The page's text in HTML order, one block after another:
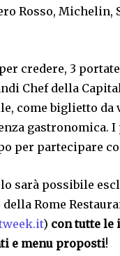
Rosso, Michelin,
credere, 3
Chef della
come biglietto da
gastronomica.
per partecipare
sarà possibile
Rome
) con tutte
e menu proposti!